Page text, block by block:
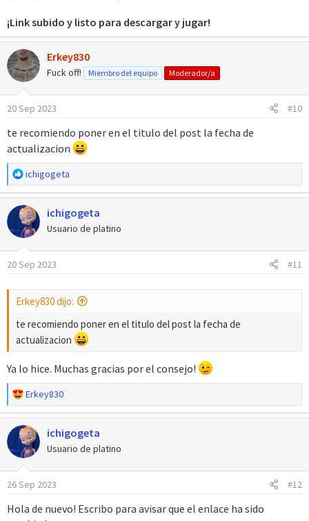
¡Link subido y listo para descargar y jugar!
Erkey830
Fuck off! Miembro del equipo Moderador/a
20 Sep 2023 #10
te recomiendo poner en el titulo del post la fecha de
actualizacion
R
e
a
c
c
i
o
n
:
ichigogeta
ichigogeta
Usuario de platino
20 Sep 2023 #11
Erkey830 dijo:
te recomiendo poner en el titulo del post la fecha de
actualizacion
Ya lo hice. Muchas gracias por el consejo!
R
e
a
c
c
i
o
n
s
Erkey830
ichigogeta
Usuario de platino
26 Sep 2023 #12
Hola de nuevo! Escribo para avisar que el enlace ha sido